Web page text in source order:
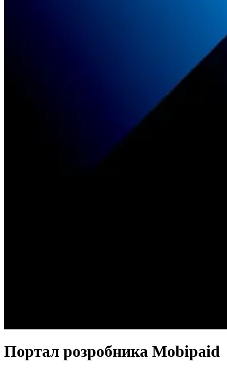
Портал розробника Mobipaid